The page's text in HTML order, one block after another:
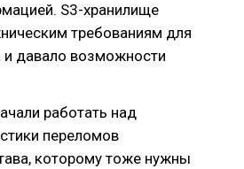
S3-хранилище
требованиям для
и давало возможности
работать над
переломов
которому тоже нужны